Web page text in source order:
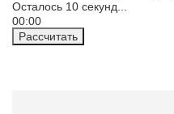
Осталось 10 секунд...
00:00
Рассчитать